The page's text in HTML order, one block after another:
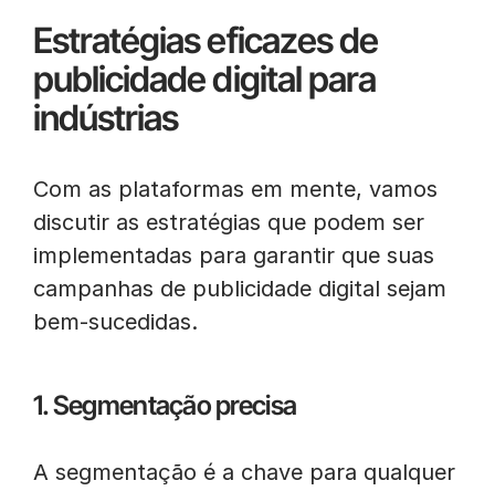
Estratégias eficazes de
publicidade digital para
indústrias
Com as plataformas em mente, vamos
discutir as estratégias que podem ser
implementadas para garantir que suas
campanhas de publicidade digital sejam
bem-sucedidas.
1. Segmentação precisa
A segmentação é a chave para qualquer